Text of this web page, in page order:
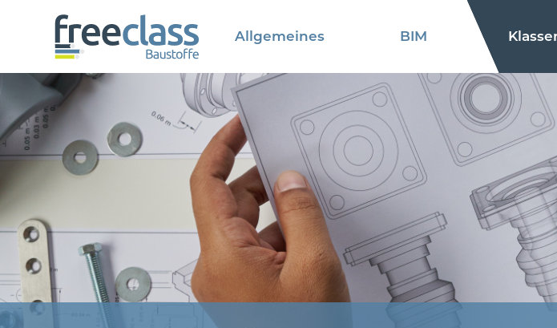
Allgemeines BIM